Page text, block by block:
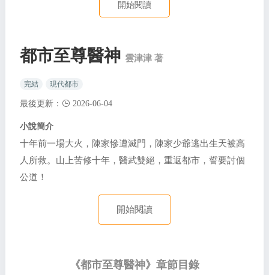
開始閱讀
都市至尊醫神 雲津津 著
完結 現代都市
最後更新： 2026-06-04
小說簡介
十年前一場大火，陳家慘遭滅門，陳家少爺逃出生天被高
人所救。山上苦修十年，醫武雙絕，重返都市，誓要討個
公道！
開始閱讀
《都市至尊醫神》章節目錄